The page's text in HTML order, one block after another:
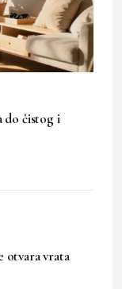
do čistog i
otvara vrata